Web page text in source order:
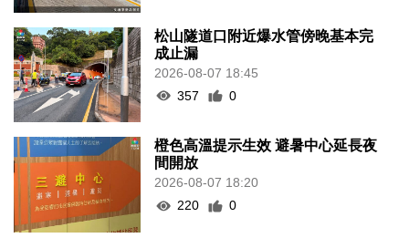
松山隧道口附近爆水管傍晚基本完
成止漏
2026-08-07 18:45
357
0
橙色高溫提示生效 避暑中心延長夜
間開放
2026-08-07 18:20
220
0